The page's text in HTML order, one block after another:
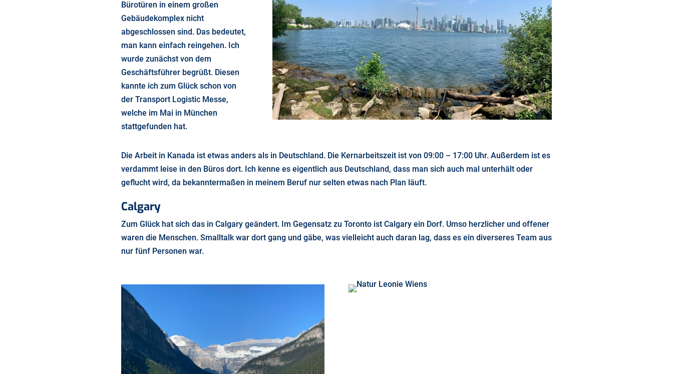
Bürotüren in einem großen
Gebäudekomplex nicht
abgeschlossen sind. Das bedeutet,
man kann einfach reingehen. Ich
wurde zunächst von dem
Geschäftsführer begrüßt. Diesen
kannte ich zum Glück schon von
der Transport Logistic Messe,
welche im Mai in München
stattgefunden hat.
Die Arbeit in Kanada ist etwas anders als in Deutschland. Die Kernarbeitszeit ist von 09:00 – 17:00 Uhr. Außerdem ist es
verdammt leise in den Büros dort. Ich kenne es eigentlich aus Deutschland, dass man sich auch mal unterhält oder
geflucht wird, da bekanntermaßen in meinem Beruf nur selten etwas nach Plan läuft.
Calgary
Zum Glück hat sich das in Calgary geändert. Im Gegensatz zu Toronto ist Calgary ein Dorf. Umso herzlicher und offener
waren die Menschen. Smalltalk war dort gang und gäbe, was vielleicht auch daran lag, dass es ein diverseres Team aus
nur fünf Personen war.